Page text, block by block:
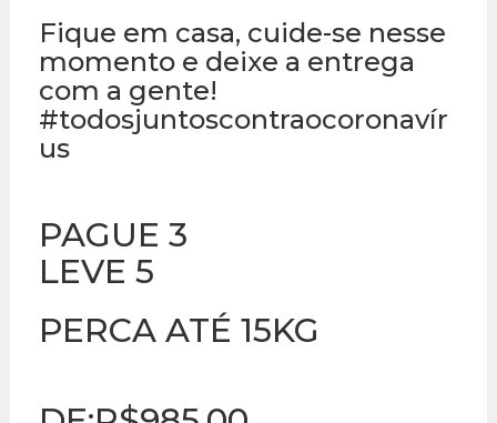
Fique em casa, cuide-se nesse
momento e deixe a entrega
com a gente!
#todosjuntoscontraocoronavír
us
PAGUE 3
LEVE 5
PERCA ATÉ 15KG